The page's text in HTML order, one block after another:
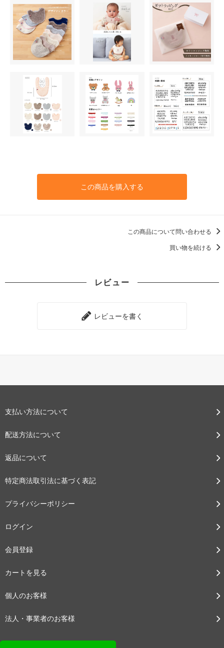
この商品を購入する
この商品について問い合わせる
買い物を続ける
レビュー
レビューを書く
支払い方法について
配送方法について
返品について
特定商法取引法に基づく表記
プライバシーポリシー
ログイン
会員登録
カートを見る
個人のお客様
法人・事業者のお客様